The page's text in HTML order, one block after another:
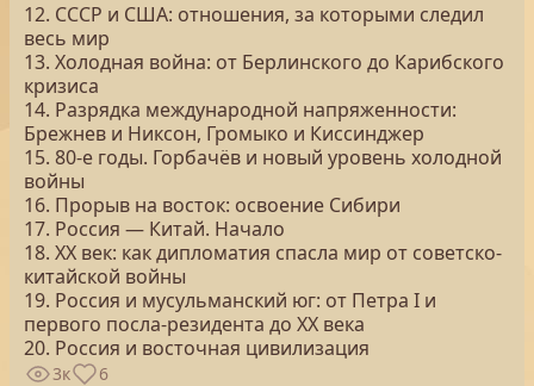
12. СССР и США: отношения, за которыми следил
весь мир
13. Холодная война: от Берлинского до Карибского
кризиса
14. Разрядка международной напряженности:
Брежнев и Никсон, Громыко и Киссинджер
15. 80-е годы. Горбачёв и новый уровень холодной
войны
16. Прорыв на восток: освоение Сибири
17. Россия — Китай. Начало
18. XX век: как дипломатия спасла мир от советско-
китайской войны
19. Россия и мусульманский юг: от Петра I и
первого посла-резидента до XX века
20. Россия и восточная цивилизация
3к 6